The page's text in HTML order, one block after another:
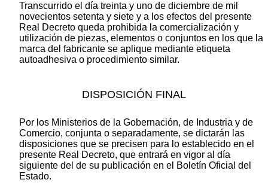
Transcurrido el día treinta y uno de diciembre de mil
novecientos setenta y siete y a los efectos del presente
Real Decreto queda prohibida la comercialización y
utilización de piezas, elementos o conjuntos en los que la
marca del fabricante se aplique mediante etiqueta
autoadhesiva o procedimiento similar.
DISPOSICIÓN FINAL
Por los Ministerios de la Gobernación, de Industria y de
Comercio, conjunta o separadamente, se dictarán las
disposiciones que se precisen para lo establecido en el
presente Real Decreto, que entrará en vigor al día
siguiente del de su publicación en el Boletín Oficial del
Estado.